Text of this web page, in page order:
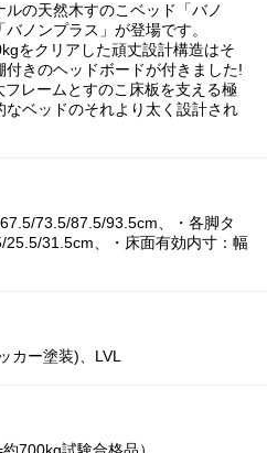
の天然木すのこベッド「バノ
ノンプラス」が登場です。
をクリアした頑丈設計構造はそ
きのヘッドボードが付きました!
レームとすのこ床板を支える極
ベッドのそれより太く設計され
73.5/87.5/93.5cm、・各脚タ
31.5cm、・床面有効内寸：幅
カー塗装)、LVL